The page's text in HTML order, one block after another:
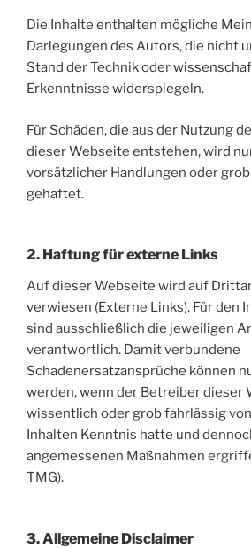
Die Inhalte enthalten mögliche
Darlegungen des Autors, die nicht
Stand der Technik oder
Erkenntnisse widerspiegeln.
Für Schäden, die aus der Nutzung
dieser Webseite entstehen, wird
vorsätzlicher Handlungen oder
gehaftet.
2. Haftung für externe Links
Auf dieser Webseite wird auf
verwiesen (Externe Links). Für den
sind ausschließlich die jeweiligen
verantwortlich. Damit verbundene
Schadenersatzansprüche können
werden, wenn der Betreiber dieser
wissentlich oder grob fahrlässig
Inhalten Kenntnis hatte und
angemessenen Maßnahmen
TMG).
3. Allgemeine Disclaimer